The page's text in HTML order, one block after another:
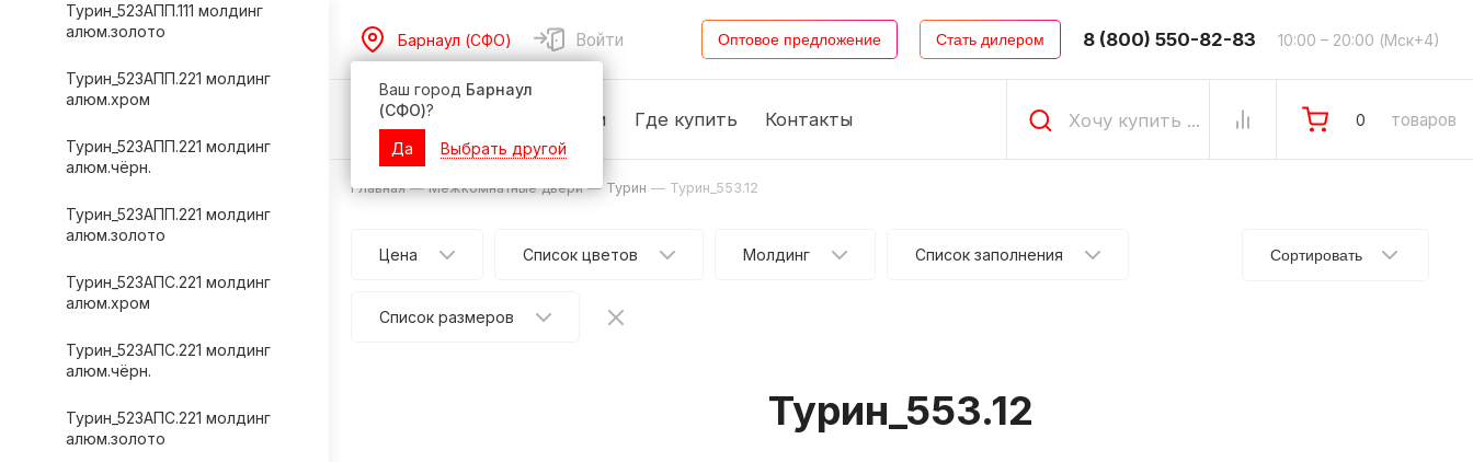
Турин_523АПП.111 молдинг
алюм.золото
Турин_523АПП.221 молдинг
алюм.хром
Турин_523АПП.221 молдинг
алюм.чёрн.
Турин_523АПП.221 молдинг
алюм.золото
Турин_523АПС.221 молдинг
алюм.хром
Турин_523АПС.221 молдинг
алюм.чёрн.
Турин_523АПС.221 молдинг
алюм.золото
Барнаул (СФО)
Ваш город Барнаул
(СФО)?
Да Выбрать другой
Войти Оптовое предложение Стать дилером 8 (800) 550-82-83 10:00 – 20:00 (Мск+4)
Дилерам Новости Где купить Контакты 0 товаров
Главная —Межкомнатные двери — Турин — Турин_553.12
Цена Список цветов Молдинг Список заполнения
Список размеров
Сортировать
Турин_553.12